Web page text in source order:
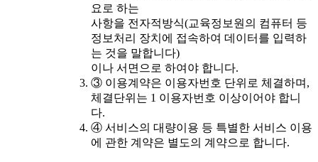
요로 하는
사항을 전자적방식(교육정보원의 컴퓨터 등
정보처리 장치에 접속하여 데이터를 입력하
는 것을 말합니다)
이나 서면으로 하여야 합니다.
③ 이용계약은 이용자번호 단위로 체결하며,
체결단위는 1 이용자번호 이상이어야 합니
다.
④ 서비스의 대량이용 등 특별한 서비스 이용
에 관한 계약은 별도의 계약으로 합니다.